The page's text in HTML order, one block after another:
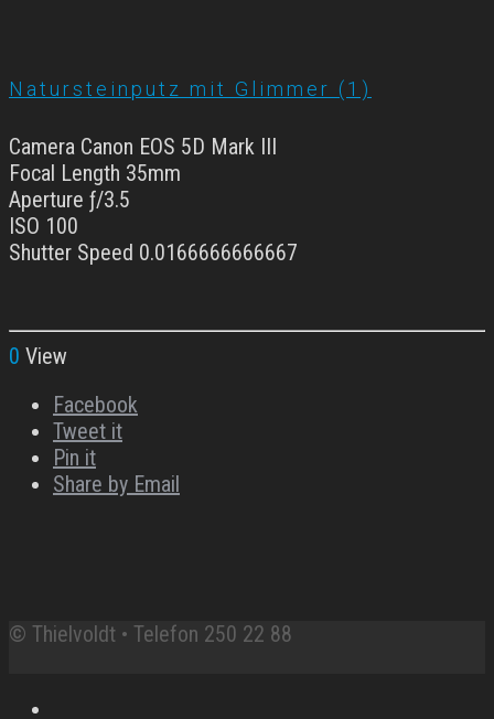
Natursteinputz mit Glimmer (1)
Camera Canon EOS 5D Mark III
Focal Length 35mm
Aperture ƒ/3.5
ISO 100
Shutter Speed 0.0166666666667
0 View
Facebook
Tweet it
Pin it
Share by Email
© Thielvoldt • Telefon 250 22 88